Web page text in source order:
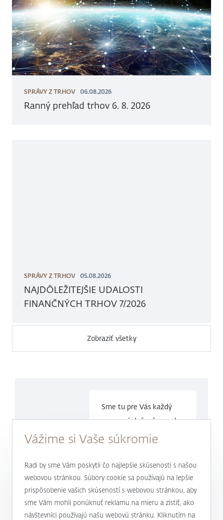
SPRÁVY Z TRHOV 06.08.2026
Ranný prehľad trhov 6. 8. 2026
SPRÁVY Z TRHOV 05.08.2026
NAJDÔLEŽITEJŠIE UDALOSTI
FINANČNÝCH TRHOV 7/2026
Zobraziť všetky
Sme tu pre Vás každý
pracovný deň v časeod
9.00 do17.00 hod.
0800 900 500
alebo +421 232 607 187
Vážime si Vaše súkromie
Radi by sme Vám poskytli čo najlepšie skúsenosti s našou
webovou stránkou. Súbory cookie sa používajú na lepšie
prispôsobenie vašich skúseností s webovou stránkou, aby
sme Vám mohli ponúknuť reklamu na mieru a zistiť, ako
návštevníci používajú našu webovú stránku. Kliknutím na